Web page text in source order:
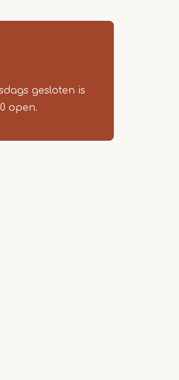
gesloten is
open.